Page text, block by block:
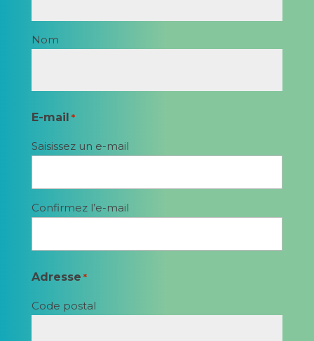
Nom
E-mail *
Saisissez un e-mail
Confirmez l’e-mail
Adresse *
Code postal